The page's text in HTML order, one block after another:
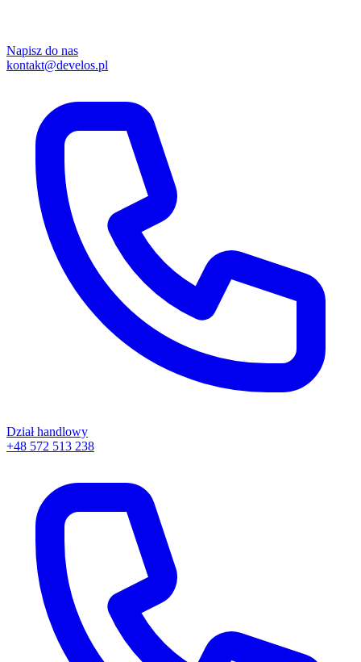
Napisz do nas
kontakt@develos.pl
Dział handlowy
+48 572 513 238